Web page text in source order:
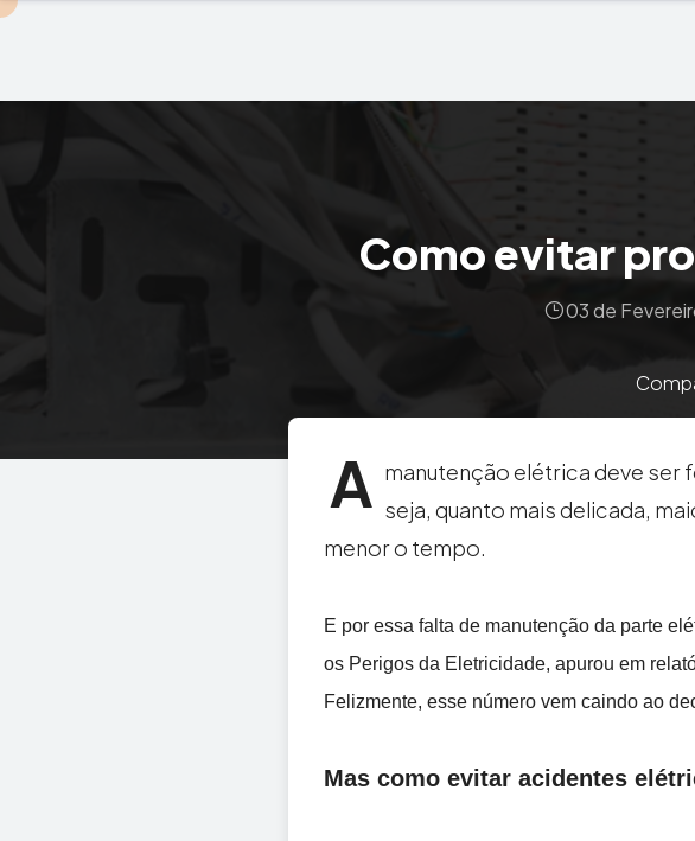
Como evitar
03 de
A manutenção elétrica deve ser
seja, quanto mais delicada,
menor o tempo.
E por essa falta de manutenção da parte
os Perigos da Eletricidade, apurou em
Felizmente, esse número vem caindo ao
Mas como evitar acidentes